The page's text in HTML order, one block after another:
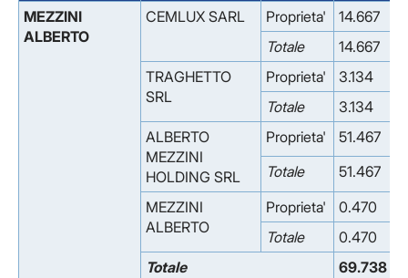
MEZZINI
ALBERTO
CEMLUX SARL Proprieta' 14.667
Totale
14.667
TRAGHETTO
SRL
Proprieta' 3.134
Totale
3.134
ALBERTO
MEZZINI
HOLDING SRL
Proprieta' 51.467
Totale
51.467
MEZZINI
ALBERTO
Proprieta' 0.470
Totale
0.470
Totale
69.738